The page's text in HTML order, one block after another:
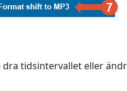
tidsintervallet eller